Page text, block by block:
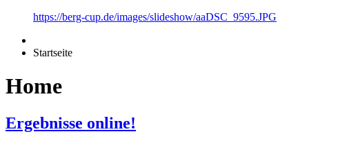
https://berg-cup.de/images/slideshow/aaDSC_9595.JPG
Startseite
Home
Ergebnisse online!